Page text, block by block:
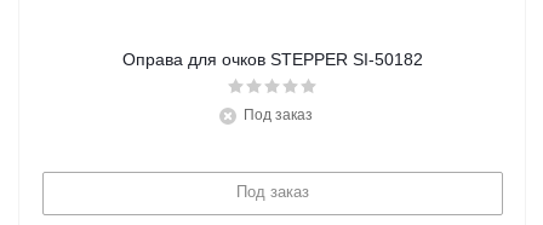
Оправа для очков STEPPER SI-50182
Под заказ
Под заказ